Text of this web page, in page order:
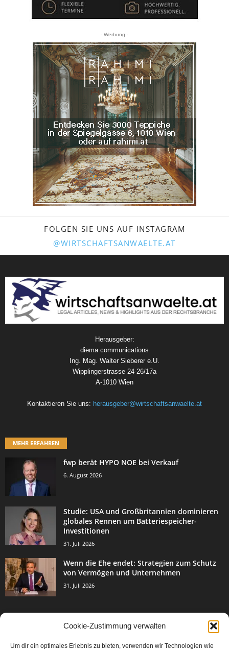
Cookie-Zustimmung verwalten
Um dir ein optimales Erlebnis zu bieten, verwenden wir Technologien wie
- Werbung -
FOLGEN SIE UNS AUF INSTAGRAM
@WIRTSCHAFTSANWAELTE.AT
Herausgeber:
diema communications
Ing. Mag. Walter Sieberer e.U.
Wipplingerstrasse 24-26/17a
A-1010 Wien
Kontaktieren Sie uns: herausgeber@wirtschaftsanwaelte.at
MEHR ERFAHREN
fwp berät HYPO NOE bei Verkauf
6. August 2026
Studie: USA und Großbritannien dominieren
globales Rennen um Batteriespeicher-
Investitionen
31. Juli 2026
Wenn die Ehe endet: Strategien zum Schutz
von Vermögen und Unternehmen
31. Juli 2026
Events & Success 3003